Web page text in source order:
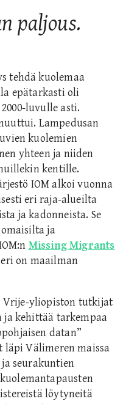
paljous.
tehdä kuolemaa
epätarkasti oli
luvulle asti.
Lampedusan
kuolemien
yhteen ja niiden
kentille.
IOM alkoi vuonna
eri raja-alueilta
ja kadonneista. Se
ja
Missing Migrants
on maailman
Vrije-yliopiston tutkijat
ja kehittää tarkempaa
datan”
läpi Välimeren maissa
seurakuntien
löytyneitä